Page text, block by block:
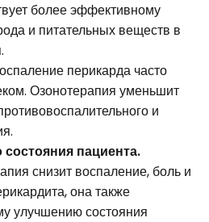
более эффективному
и питательных веществ в
перикарда часто
Озонотерапия уменьшит
и
пациента.
снизит воспаление, боль и
она также
улучшению состояния